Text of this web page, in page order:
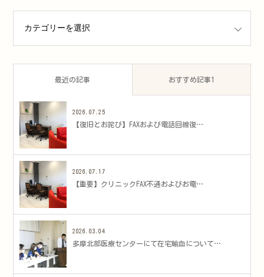
最近の記事 おすすめ記事1
2026.07.25
​【復旧とお詫び】FAXおよび電話回線復…
2026.07.17
​【重要】クリニックFAX不通およびお電…
2026.03.04
多摩北部医療センターにて在宅輸血について…